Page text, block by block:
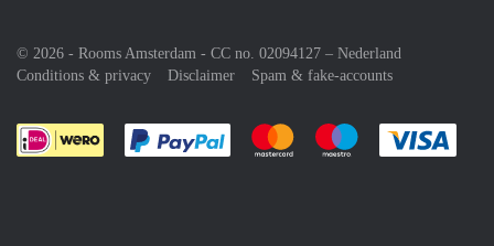
© 2026 - Rooms Amsterdam - CC no. 02094127 – Nederland
Conditions & privacy
Disclaimer Spam & fake-accounts
Pay easily with :payment method
Pay easily with :payment
Pay easily with